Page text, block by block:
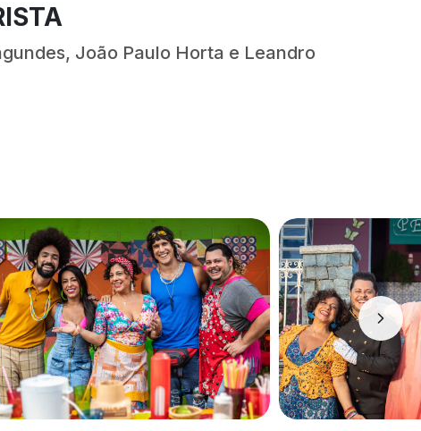
João Paulo Horta e Leandro